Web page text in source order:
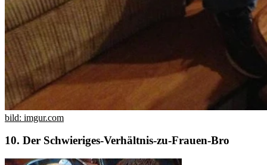
bild: imgur.com
10. Der Schwieriges-Verhältnis-zu-Frauen-Bro